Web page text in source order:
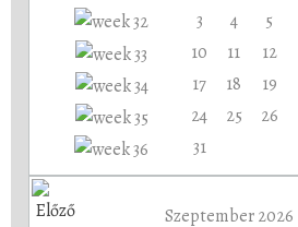
3
4 5
10
11 12
17
18 19
24
25 26
31
Szeptember 2026